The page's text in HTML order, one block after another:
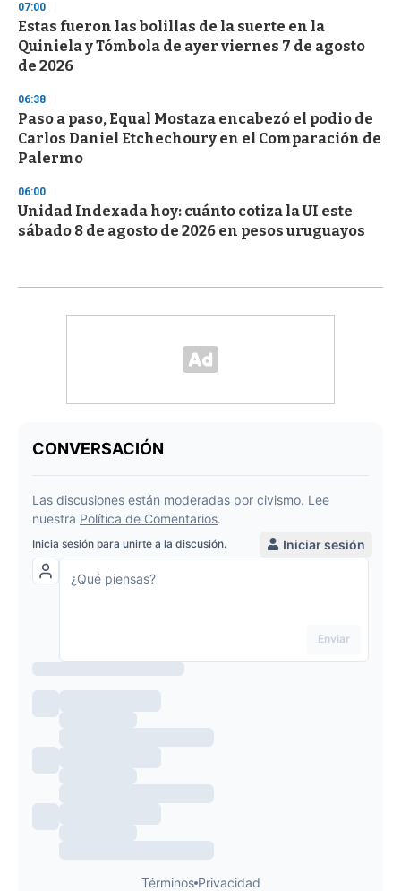
07:00
Estas fueron las bolillas de la suerte en la
Quiniela y Tómbola de ayer viernes 7 de agosto
de 2026
06:38
Paso a paso, Equal Mostaza encabezó el podio de
Carlos Daniel Etchechoury en el Comparación de
Palermo
06:00
Unidad Indexada hoy: cuánto cotiza la UI este
sábado 8 de agosto de 2026 en pesos uruguayos